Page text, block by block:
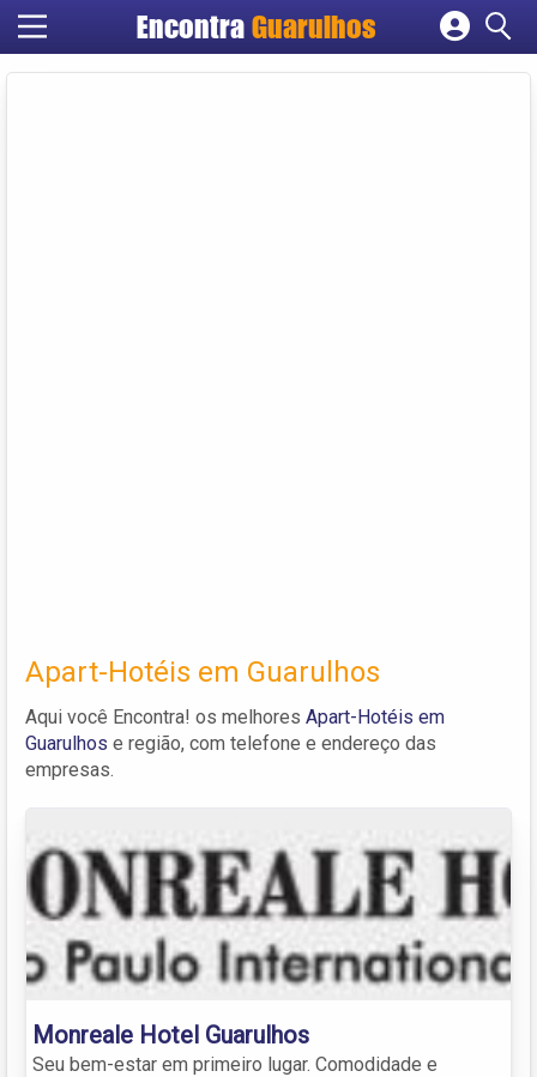
Encontra Guarulhos
Cadastrar empresa
Apart-Hotéis em Guarulhos
Aqui você Encontra! os melhores Apart-Hotéis em
Guarulhos e região, com telefone e endereço das
empresas.
Monreale Hotel Guarulhos
Seu bem-estar em primeiro lugar. Comodidade e